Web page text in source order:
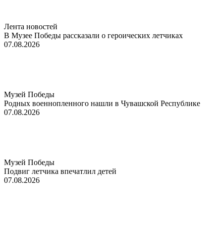
Лента новостей
В Музее Победы рассказали о героических летчиках
07.08.2026
Музей Победы
Родных военнопленного нашли в Чувашской Республике
07.08.2026
Музей Победы
Подвиг летчика впечатлил детей
07.08.2026